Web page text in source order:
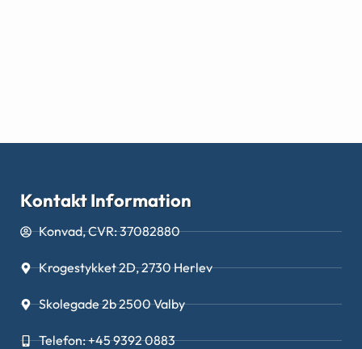
Kontakt Information
Konvad, CVR: 37082880
Krogestykket 2D, 2730 Herlev
Skolegade 2b 2500 Valby
Telefon: +45 9392 0883